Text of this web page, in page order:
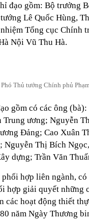
như sam" từ Việt Nam
lỏng đen liên tục trồi lên từ
khu phố phải sơ tán
diễn viên 700 tỷ giờ bán cà
Hùng MasterD cảnh báo
báo các ứng dụng
đạo gồm: Bộ trưởng
Lê Quốc Hùng,
Tổng cục Chính
Nội Vũ Thu Hà.
Phó Thủ tướng Chính phủ
gồm có các ông
Trung ương; Nguyễn
Đảng; Cao Xuân
Nguyễn Thị Bích
dựng; Trần Văn
hợp liên ngành,
hợp giải quyết những
các hoạt động thiết
năm Ngày Thương